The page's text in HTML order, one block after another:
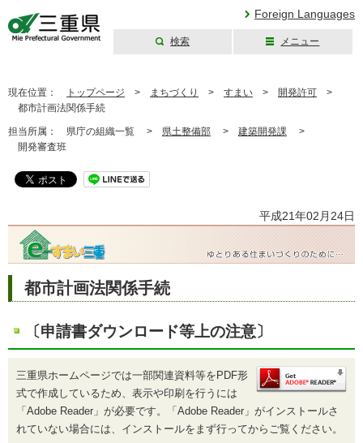
Foreign Languages
検索 メニュー
現在位置： トップページ > まちづくり > すまい > 開発許可 >
都市計画法関係手続
担当所属： 県庁の組織一覧 > 県土整備部 > 建築開発課 >
開発審査班
平成21年02月24日
都市計画法関係手続
〔申請書ダウンロード等上の注意〕
三重県ホームページでは一部関連資料等をPDF形
式で作成しているため、表示や印刷を行うには
「Adobe Reader」が必要です。「Adobe Reader」がインストールさ
れていない場合には、インストールをまず行ってからご覧ください。